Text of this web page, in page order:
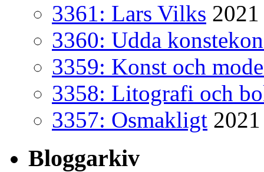
3361: Lars Vilks
3360: Udda
3359: Konst och
3358: Litografi och
3357: Osmakligt
Bloggarkiv